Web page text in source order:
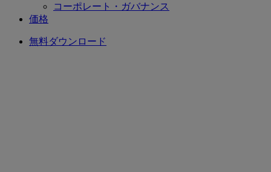
コーポレート・ガバナンス
価格
無料ダウンロード